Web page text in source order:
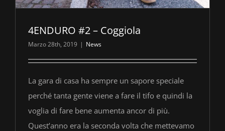
4ENDURO #2 – Coggiola
Marzo 28th, 2019 | News
La gara di casa ha sempre un sapore speciale
perché tanta gente viene a fare il tifo e quindi la
voglia di fare bene aumenta ancor di più.
Quest’anno era la seconda volta che mettevamo